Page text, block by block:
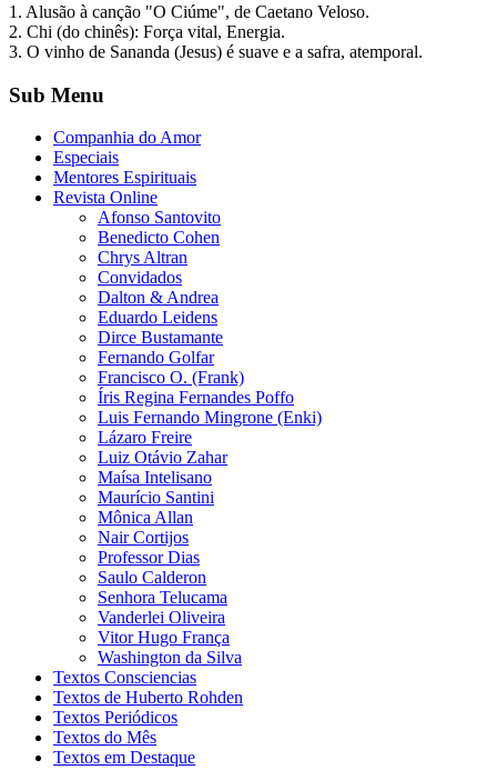
1. Alusão à canção "O Ciúme", de Caetano Veloso.
2. Chi (do chinês): Força vital, Energia.
3. O vinho de Sananda (Jesus) é suave e a safra, atemporal.
Sub Menu
Companhia do Amor
Especiais
Mentores Espirituais
Revista Online
Afonso Santovito
Benedicto Cohen
Chrys Altran
Convidados
Dalton & Andrea
Eduardo Leidens
Dirce Bustamante
Fernando Golfar
Francisco O. (Frank)
Íris Regina Fernandes Poffo
Luis Fernando Mingrone (Enki)
Lázaro Freire
Luiz Otávio Zahar
Maísa Intelisano
Maurício Santini
Mônica Allan
Nair Cortijos
Professor Dias
Saulo Calderon
Senhora Telucama
Vanderlei Oliveira
Vitor Hugo França
Washington da Silva
Textos Consciencias
Textos de Huberto Rohden
Textos Periódicos
Textos do Mês
Textos em Destaque